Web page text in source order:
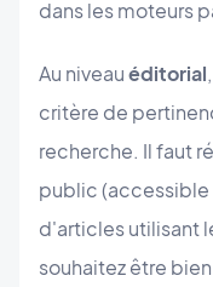
dans les moteurs
Au niveauéditorial
critère de
recherche. Il faut
public (accessible
d'articles utilisant
souhaitez être